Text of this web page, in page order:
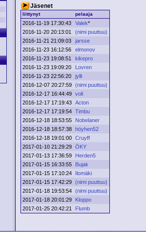
Jäsenet
liittynyt pelaaja
2016-11-19 17:30:43 Valek*
2016-11-20 20:13:01
(nimi puuttuu)
2016-11-21 21:09:03
jarsse
2016-11-23 16:12:56
elmonov
2016-11-23 19:08:51
kikepro
2016-11-23 19:09:20
Lovren
2016-11-23 22:56:20
jylli
2016-12-07 20:27:59 (nimi puuttuu)
2016-12-17 16:44:49 voli
2016-12-17 17:19:43 Acton
2016-12-17 17:19:54 Timbu
2016-12-18 18:53:55
Nobelaner
2016-12-18 18:57:38 höyhen52
2016-12-18 19:01:00 Cruyff
2017-01-10 21:29:29 ÖKY
2017-01-13 17:36:59
Herden5
2017-01-15 16:33:55
Bujak
2017-01-15 17:10:24
Ilomäki
2017-01-15 17:42:29 (nimi puuttuu)
2017-01-18 19:53:54 (nimi puuttuu)
2017-01-18 20:01:29
Kloppo
2017-01-25 20:42:21
Flumb